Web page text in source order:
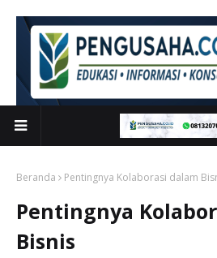
Beranda Pentingnya Kolaborasi dalam
Pentingnya
Bisnis